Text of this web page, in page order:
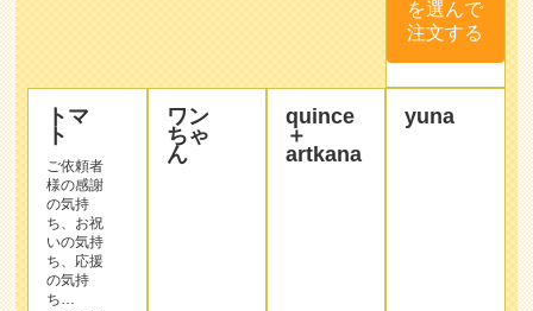
トマ
ご依頼者
様の感謝
の気持
ち、お祝
いの気持
ち、応援
の気持
ち…
その大切
な気持ち
ワン
ん
quince
artkana
yuna